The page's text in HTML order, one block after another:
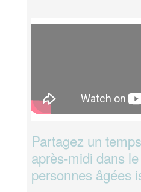
Partagez un
après-midi dans
personnes âgées